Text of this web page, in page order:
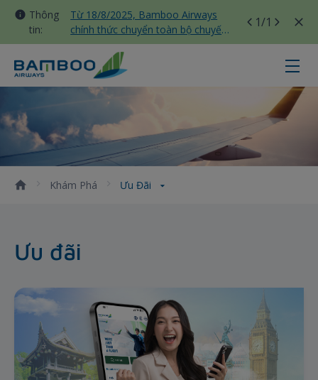
Thông
tin:
Từ 18/8/2025, Bamboo Airways
chính thức chuyển toàn bộ chuyến
bay nội địa sang nhà ga T3 Tân
Sơn Nhất
1/1
Ưu Đãi - Bamboo Airways
Khám Phá Ưu Đãi
Ưu đãi